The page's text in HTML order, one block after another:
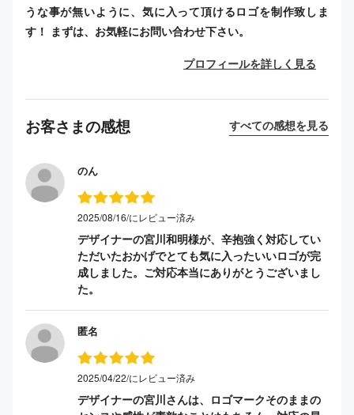
うな事が無いように、気に入って頂けるロゴを制作致しま
す！ まずは、お気軽にお問い合わせ下さい。
プロフィールを詳しく見る
お客さまの感想 すべての感想を見る
のん
2025/08/16/にレビュー済み
デザイナーの宮川和明様が、辛抱強く対応してい
ただいたおかげでとても気に入ったいいロゴが完
成しました。ご対応本当にありがとうございまし
た。
匿名
2025/04/22/にレビュー済み
デザイナーの宮川さんは、ロゴマークそのままの